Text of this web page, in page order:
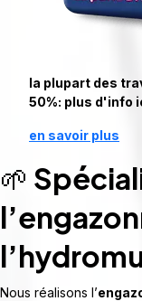
la plupart des
50%: plus d'info
en savoir plus
🌱
Nous réalisons l’